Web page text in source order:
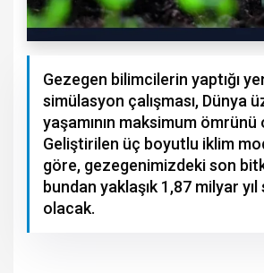
Gezegen bilimcilerin yaptığı
simülasyon çalışması, Dünya
yaşamının maksimum
Geliştirilen üç boyutlu iklim
göre, gezegenimizdeki son
bundan yaklaşık 1,87 milyar
olacak.